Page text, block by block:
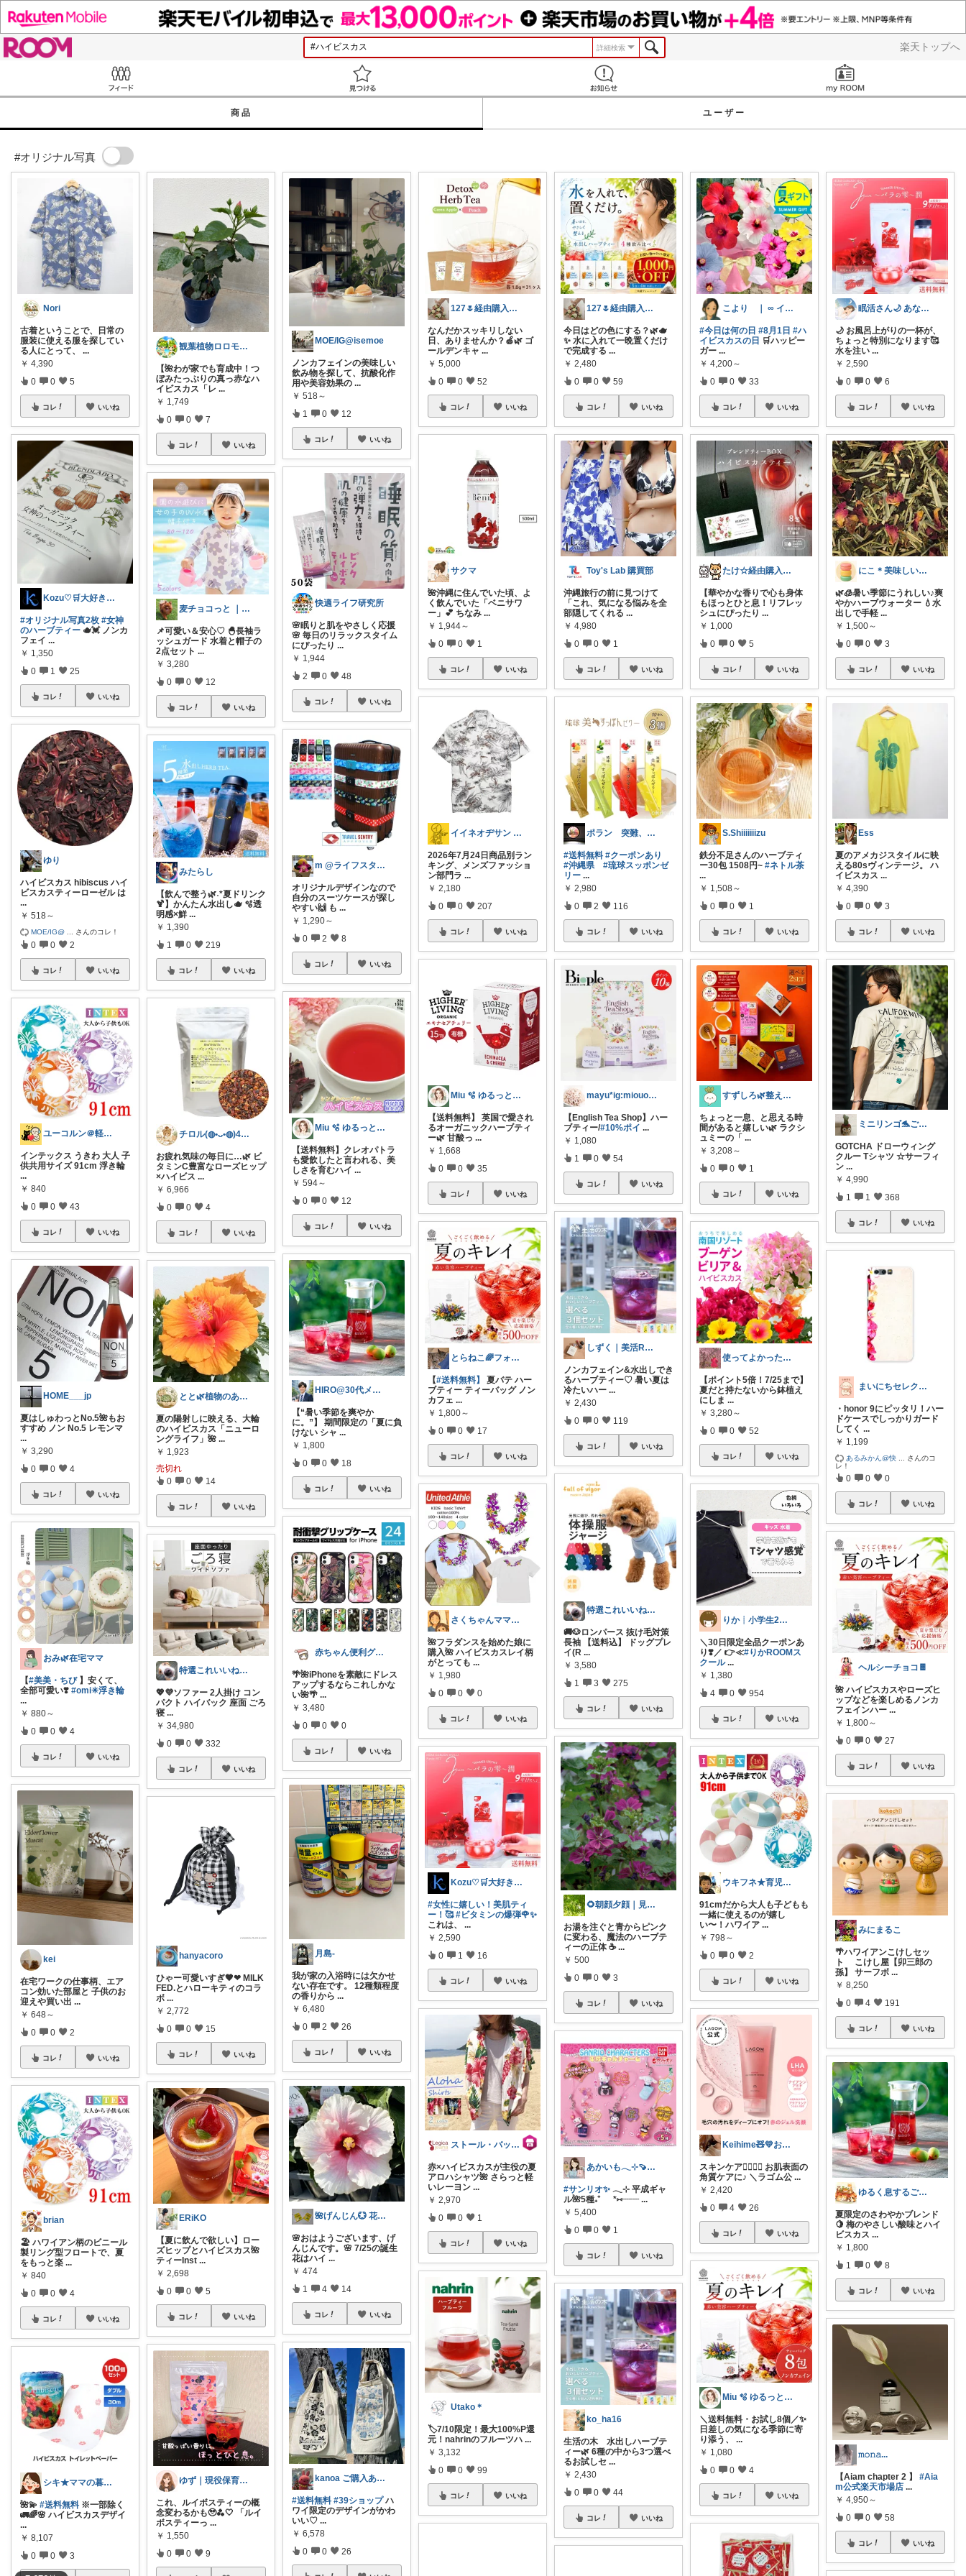
楽天トップへ
詳細検索
商品 ユーザー
#オリジナル写真
Nori
古着ということで、日常の
服装に使える服を探してい
る人にとって、
...
￥ 4,390
0 0 5
コレ いいね
Kozu♡🛒大好き😆💕
#オリジナル写真2枚 #女神
のハーブティー 🫖💓 ノンカ
フェイ ...
￥ 1,350
0 1 25
コレ いいね
ゆり
ハイビスカス hibiscus ハイ
ビスカスティーローゼル は
...
￥ 518～
MOE/IG@ さんのコレ！
0 0 2
コレ いいね
ユーコルン＠軽やかでハッピーな毎日に❤️
インテックス うきわ 大人 子
供共用サイズ 91cm 浮き輪
...
￥ 840
0 0 43
コレ いいね
HOME___jp
夏はしゅわっとNo.5🌺もお
すすめ ノン No.5 レモンマ
...
￥ 3,290
0 0 4
コレ いいね
おみ🌿在宅ママ
【#美美・ちび】安くて、
全部可愛い❣️ #omi✳︎浮き輪
...
￥ 880～
0 0 4
コレ いいね
kei
在宅ワークの仕事柄、エア
コン効いた部屋と 子供のお
迎えや買い出 ...
￥ 648～
0 0 2
コレ いいね
brian
🏖️ ハワイアン柄のビニール
製リング型フロートで、夏
をもっと楽 ...
￥ 840
0 0 4
コレ いいね
シキ★ママの暮らし、キッズ
🌺💫 #送料無料 ※一部除く
🚛🌈🌸 ハイビスカスデザイ
...
￥ 8,107
0 0 3
観葉植物ロロモ🌿おしゃれ部屋
【🌺わが家でも育成中！つ
ぼみたっぷりの真っ赤なハ
イビスカス「レ ...
￥ 1,749
0 0 7
コレ いいね
麦チョコっと ｜ キッズ＆ベビー 夏
📌可愛い＆安心♡ 🐣長袖ラ
ッシュガード 水着と帽子の
2点セット ...
￥ 3,280
0 0 12
コレ いいね
みたらし
【飲んで整う🌿˖*夏ドリンク
🍹】かんたん水出し🫖 🫧透
明感×鮮 ...
￥ 1,390
1 0 219
コレ いいね
チロル(◍•ᴗ•◍)40代ワーママ🎵
お疲れ気味の毎日に…🌿 ビ
タミンC豊富なローズヒップ
×ハイビス ...
￥ 6,966
0 0 4
コレ いいね
とと🌿植物のある暮らし
夏の陽射しに映える、大輪
のハイビスカス「ニューロ
ングライフ」🌺 ...
￥ 1,923
売切れ
0 0 14
コレ いいね
特選これいいね！🅶🅰🆁🅰🅶🅴
💖💜ソファー 2人掛け コン
パクト ハイバック 座面 ごろ
寝...
￥ 34,980
0 0 332
コレ いいね
hanyacoro
ひゃー可愛いすぎ🖤❤ MILK
FED.とハローキティのコラ
ボ ...
￥ 2,772
0 0 15
コレ いいね
ERiKO
【夏に飲んで欲しい】ロー
ズヒップとハイビスカス🌺
ティーInst ...
￥ 2,698
0 0 5
コレ いいね
ゆず｜現役保育士おすすめの育児グッズ🧸
これ、ルイボスティーの概
念変わるかも🥹🫐🤍 「ルイ
ボスティーっ ...
￥ 1,550
0 0 9
MOE/IG@isemoe
ノンカフェインの美味しい
飲み物を探して、抗酸化作
用や美容効果の ...
￥ 518～
1 0 12
コレ いいね
快適ライフ研究所
🌸眠りと肌をやさしく応援
🌸 毎日のリラックスタイム
にぴったり ...
￥ 1,944
2 0 48
コレ いいね
m @ライフスタイル×ビューティー
オリジナルデザインなので
自分のスーツケースが探し
やすい🙌 も ...
￥ 1,290～
0 2 8
コレ いいね
Miu 🫧 ゆるっと自分磨き。
【送料無料】クレオパトラ
も愛飲したと言われる、美
しさを育むハイ ...
￥ 594～
0 0 12
コレ いいね
HIRO@30代メンズの生活改善
【“暑い季節を爽やか
に。”】 期間限定の「夏に負
けない シャ ...
￥ 1,800
0 0 18
コレ いいね
赤ちゃん便利グッズ♡
🌴🌺iPhoneを素敵にドレス
アップするならこれしかな
い🌺🌴...
￥ 3,480
0 0 0
コレ いいね
月島-
我が家の入浴時には欠かせ
ない存在です。 12種類程度
の香りから ...
￥ 6,480
0 2 26
コレ いいね
🌺げんじん💮 花言葉やってます
🌸おはようございます、げ
んじんです。🌸 7/25の誕生
花はハイ ...
￥ 474
1 4 14
コレ いいね
kanoa ご購入ありがとうございます
#送料無料 #39ショップハ
ワイ限定のデザインがかわ
いい♡ ...
￥ 6,578
0 0 26
127🌷経由購入感謝✨
なんだかスッキリしない
日、ありませんか？🍏🌿 ゴ
ールデンキャ ...
￥ 5,000
0 0 52
コレ いいね
サクマ
🌺沖縄に住んでいた頃、よ
く飲んでいた「ベニサワ
ー」💕 ちなみ ...
￥ 1,944～
0 0 1
コレ いいね
イイネオヂサン 1/4/5 感謝
2026年7月24日商品別ラン
キング、メンズファッショ
ン部門ラ ...
￥ 2,180
0 0 207
コレ いいね
Miu 🫧 ゆるっと自分磨き。
【送料無料】 英国で愛され
るオーガニックハーブティ
ー🌿 甘酸っ ...
￥ 1,668
0 0 35
コレ いいね
とらねこ🌈フォロー購入感謝です❗
【#送料無料】
夏バテ ハー
ブティー ティーバッグ ノン
カフェ ...
￥ 1,800～
0 0 17
コレ いいね
さくちゃんママ✈旅行×暮らし｜ダイエット
🌺フラダンスを始めた娘に
購入🌺 ハイビスカスレイ柄
がとっても ...
￥ 1,980
0 0 0
コレ いいね
Kozu♡🛒大好き😆💕
#女性に嬉しい！美肌ティ
ー！🥰 #ビタミンの爆弾🌹✨
これは、
...
￥ 2,590
0 1 16
コレ いいね
ストール・バッグ レジカジンナ
赤×ハイビスカスが主役の夏
アロハシャツ🌺 さらっと軽
いレーヨン ...
￥ 2,970
0 0 1
コレ いいね
Utako＊
🏷️7/10限定！最大100%P還
元！nahrinのフルーツハ ...
￥ 3,132
0 0 99
コレ いいね
127🌷経由購入感謝✨
今日はどの色にする？🌿🫖
✨ 水に入れて一晩置くだけ
で完成する ...
￥ 2,480
0 0 59
コレ いいね
Toy's Lab 購買部
沖縄旅行の前に見つけて
「これ、気になる悩みを全
部隠してくれる ...
￥ 4,980
0 0 1
コレ いいね
ポラン 突難、メニエール病で療養中
#送料無料 #クーポンあり
#沖縄県
#琉球スッポンゼ
リー ...
￥ 2,980
0 2 116
コレ いいね
mayu*ig:miouor_home
【English Tea Shop】ハー
ブティー/#10%ポイ ...
￥ 1,080
1 0 54
コレ いいね
しずく｜美活ROOM
ノンカフェイン&水出しでき
るハーブティー♡ 暑い夏は
冷たいハー ...
￥ 2,430
0 0 119
コレ いいね
特選これいいね！🅶🅰🆁🅰🅶🅴
🚚🐶ロンパース 抜け毛対策
長袖 【送料込】 ドッグプレ
イ(R ...
￥ 3,580
1 3 275
コレ いいね
🌻朝顔夕顔｜見て下さり有難う🫧
お湯を注ぐと青からピンク
に変わる、魔法のハーブテ
ィーの正体 ☕ ...
￥ 500
0 0 3
コレ いいね
あかいも𓂃⊹🍠8月もよろしくです✨
#サンリオ✨ 𓂃⊹ 平成ギャ
ル🌺5種₊⁺ *⑅︎┈︎┈ ...
￥ 5,400
0 0 1
コレ いいね
ko_ha16
生活の木 水出しハーブテ
ィー🌿 6種の中から3つ選べ
るお試しセ ...
￥ 2,430
0 0 44
コレ いいね
こより ｜ ∞ イヤイライケレ ∞
#今日は何の日 #8月1日 #ハ
イビスカスの日 🛒ハッピー
ガー ...
￥ 4,200～
0 0 33
コレ いいね
たけ☆経由購入感謝します！ありがとう！☆
【華やかな香りで心も身体
もほっとひと息！リフレッ
シュにぴったり ...
￥ 1,000
0 0 5
コレ いいね
S.Shiiiiiiizu
鉄分不足さんのハーブティ
ー30包 1508円~#ネトル茶
...
￥ 1,508～
0 0 1
コレ いいね
すずしろ🌿整えながら、ゆるく暮らす
ちょっと一息、と思える時
間があると嬉しい🌿 ラクシ
ュミーの「 ...
￥ 3,208～
0 0 1
コレ いいね
使ってよかった得した!!
【ポイント5倍！7/25まで】
夏だと持たないから鉢植え
にしま ...
￥ 3,280～
0 0 52
コレ いいね
りか┊小学生2人4人家族2LDK暮らし
＼30日限定全品クーポンあ
り❣️／ 👉≪#りかROOMス
クール ...
￥ 1,380
4 0 954
コレ いいね
ウキフネ★育児・子育てが楽になるアイテム
91cmだから大人も子どもも
一緒に使えるのが嬉し
い〜！ハワイア ...
￥ 798～
0 0 2
コレ いいね
Keihime🧸💛お礼プロフにて💐
スキンケア🧖🏻‍♀️✨ お肌表面の
角質ケアに♪ ＼ラゴム公 ...
￥ 2,420
0 4 26
コレ いいね
Miu 🫧 ゆるっと自分磨き。
＼送料無料・お試し8個／✨
日差しの気になる季節に寄
り添う、
...
￥ 1,080
0 0 4
コレ いいね
眠活さん🌙 あなたの眠りをお手伝い
🌙 お風呂上がりの一杯が、
ちょっと特別になります🥰
水を注い ...
￥ 2,590
0 0 6
コレ いいね
にこ＊美味しいは幸せ♡
🌿🧊暑い季節にうれしい♪爽
やかハーブウォーター 💧水
出しで手軽 ...
￥ 1,500～
0 0 3
コレ いいね
Ess
夏のアメカジスタイルに映
える80sヴィンテージ。 ハ
イビスカス ...
￥ 4,390
0 0 3
コレ いいね
ミニリンゴ🐬ご縁に感謝🌻ありがとう
GOTCHA ドローウィング
クルー Tシャツ ☆サーフィ
ン ...
￥ 4,990
1 1 368
コレ いいね
まいにちセレクトdays
・honor 9にピッタリ！ハー
ドケースでしっかりガード
してく ...
￥ 1,199
あるみかん@快
さんのコ
レ！
0 0 0
コレ いいね
ヘルシーチョコ🍫
🌺 ハイビスカスやローズヒ
ップなどを楽しめるノンカ
フェインハー ...
￥ 1,800～
0 0 27
コレ いいね
みにまるこ
🌴ハワイアンこけしセッ
ト こけし屋【卯三郎の
孫】 サーフボ ...
￥ 8,250
0 4 191
コレ いいね
ゆるく息するご褒美ROOM
夏限定のさわやかブレンド
🍋 梅のやさしい酸味とハイ
ビスカス ...
￥ 1,800
1 0 8
コレ いいね
𝚖𝚘𝚗𝚊...
【Aiam chapter 2 】#Aia
m公式楽天市場店 ...
￥ 4,950～
0 0 58
コレ いいね